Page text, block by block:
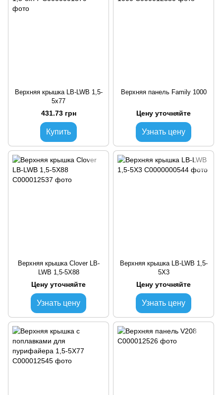
Верхняя крышка LB-LWB 1,5-
5х77
431.73 грн
Купить
Верхняя панель Family 1000
Цену уточняйте
Узнать цену
Верхняя крышка Clover LB-
LWB 1,5-5X88
Цену уточняйте
Узнать цену
Верхняя крышка LB-LWB 1,5-
5X3
Цену уточняйте
Узнать цену